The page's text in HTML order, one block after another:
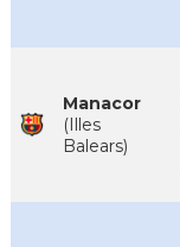
Manacor
(Illes
Balears)